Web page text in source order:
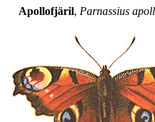
Apollofjäril, Parnassius